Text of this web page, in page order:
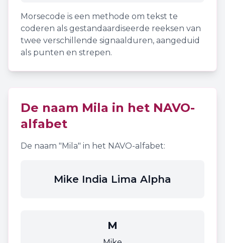
Morsecode is een methode om tekst te
coderen als gestandaardiseerde reeksen van
twee verschillende signaalduren, aangeduid
als punten en strepen.
De naam Mila in het NAVO-
alfabet
De naam "Mila" in het NAVO-alfabet:
Mike India Lima Alpha
M